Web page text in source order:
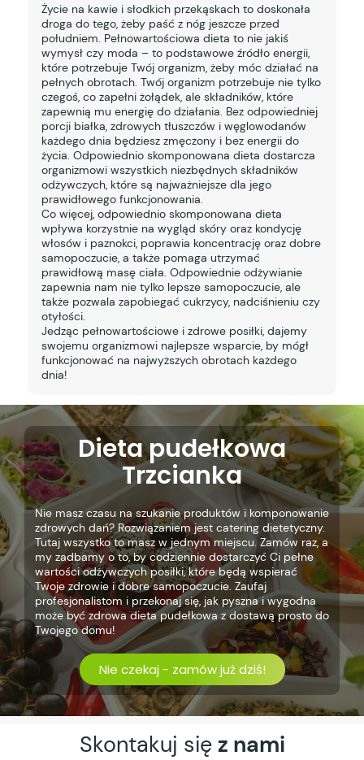
Życie na kawie i słodkich przekąskach to doskonała
droga do tego, żeby paść z nóg jeszcze przed
południem. Pełnowartościowa dieta to nie jakiś
wymysł czy moda – to podstawowe źródło energii,
które potrzebuje Twój organizm, żeby móc działać na
pełnych obrotach. Twój organizm potrzebuje nie tylko
czegoś, co zapełni żołądek, ale składników, które
zapewnią mu energię do działania. Bez odpowiedniej
porcji białka, zdrowych tłuszczów i węglowodanów
każdego dnia będziesz zmęczony i bez energii do
życia. Odpowiednio skomponowana dieta dostarcza
organizmowi wszystkich niezbędnych składników
odżywczych, które są najważniejsze dla jego
prawidłowego funkcjonowania.
Co więcej, odpowiednio skomponowana dieta
wpływa korzystnie na wygląd skóry oraz kondycję
włosów i paznokci, poprawia koncentrację oraz dobre
samopoczucie, a także pomaga utrzymać
prawidłową masę ciała. Odpowiednie odżywianie
zapewnia nam nie tylko lepsze samopoczucie, ale
także pozwala zapobiegać cukrzycy, nadciśnieniu czy
otyłości.
Jedząc pełnowartościowe i zdrowe posiłki, dajemy
swojemu organizmowi najlepsze wsparcie, by mógł
funkcjonować na najwyższych obrotach każdego
dnia!
Dieta pudełkowa
Trzcianka
Nie masz czasu na szukanie produktów i komponowanie
zdrowych dań? Rozwiązaniem jest catering dietetyczny.
Tutaj wszystko to masz w jednym miejscu. Zamów raz, a
my zadbamy o to, by codziennie dostarczyć Ci pełne
wartości odżywczych posiłki, które będą wspierać
Twoje zdrowie i dobre samopoczucie. Zaufaj
profesjonalistom i przekonaj się, jak pyszna i wygodna
może być zdrowa dieta pudełkowa z dostawą prosto do
Twojego domu!
Nie czekaj - zamów już dziś!
Skontakuj się z nami